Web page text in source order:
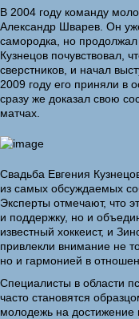
В 2004 году команду
Александр Шварев. Он
самородка, но
Кузнецов почувствовал,
сверстников, и начал
2009 году его приняли в
сразу же доказал свою
матчах.
Свадьба Евгения
из самых обсуждаемых
Эксперты отмечают, что
и поддержку, но и
известный хоккеист, и
привлекли внимание не
но и гармонией в
Специалисты в области
часто становятся
молодежь на достижение